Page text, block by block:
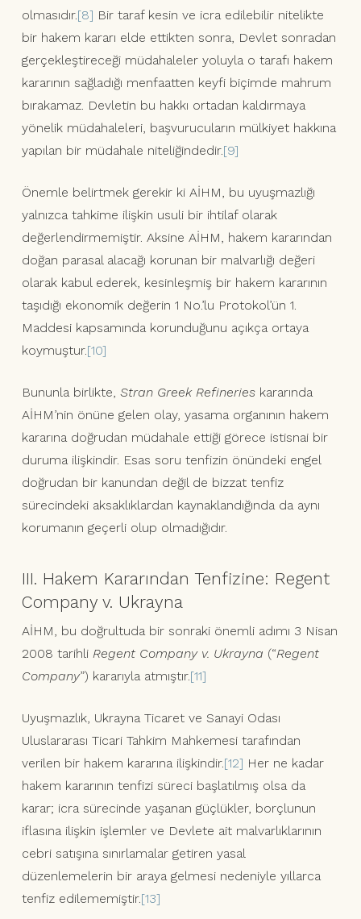
olmasıdır.[8] Bir taraf kesin ve icra edilebilir nitelikte
bir hakem kararı elde ettikten sonra, Devlet sonradan
gerçekleştireceği müdahaleler yoluyla o tarafı hakem
kararının sağladığı menfaatten keyfi biçimde mahrum
bırakamaz. Devletin bu hakkı ortadan kaldırmaya
yönelik müdahaleleri, başvurucuların mülkiyet hakkına
yapılan bir müdahale niteliğindedir.[9]
Önemle belirtmek gerekir ki AİHM, bu uyuşmazlığı
yalnızca tahkime ilişkin usuli bir ihtilaf olarak
değerlendirmemiştir. Aksine AİHM, hakem kararından
doğan parasal alacağı korunan bir malvarlığı değeri
olarak kabul ederek, kesinleşmiş bir hakem kararının
taşıdığı ekonomik değerin 1 No.’lu Protokol’ün 1.
Maddesi kapsamında korunduğunu açıkça ortaya
koymuştur.[10]
Bununla birlikte, Stran Greek Refinerieskararında
AİHM’nin önüne gelen olay, yasama organının hakem
kararına doğrudan müdahale ettiği görece istisnai bir
duruma ilişkindir. Esas soru tenfizin önündeki engel
doğrudan bir kanundan değil de bizzat tenfiz
sürecindeki aksaklıklardan kaynaklandığında da aynı
korumanın geçerli olup olmadığıdır.
III. Hakem Kararından Tenfizine: Regent
Company v. Ukrayna
AİHM, bu doğrultuda bir sonraki önemli adımı 3 Nisan
2008 tarihli Regent Company v. Ukrayna (“Regent
Company”) kararıyla atmıştır.[11]
Uyuşmazlık, Ukrayna Ticaret ve Sanayi Odası
Uluslararası Ticari Tahkim Mahkemesi tarafından
verilen bir hakem kararına ilişkindir.[12] Her ne kadar
hakem kararının tenfizi süreci başlatılmış olsa da
karar; icra sürecinde yaşanan güçlükler, borçlunun
iflasına ilişkin işlemler ve Devlete ait malvarlıklarının
cebri satışına sınırlamalar getiren yasal
düzenlemelerin bir araya gelmesi nedeniyle yıllarca
tenfiz edilememiştir.[13]